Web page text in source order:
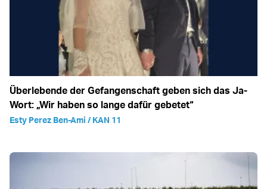
Überlebende der Gefangenschaft geben sich das Ja-
Wort: „Wir haben so lange dafür gebetet“
Esty Perez Ben-Ami / KAN 11